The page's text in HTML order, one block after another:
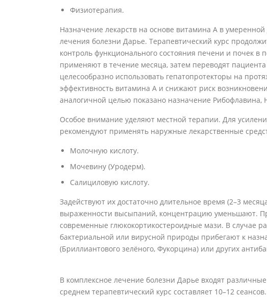
Физиотерапия.
Назначение лекарств на основе витамина A в
лечения болезни Дарье. Терапевтический курс
контроль функционального состояния печени и почек
применяют в течение месяца, затем переводят
целесообразно использовать гепатопротекторы на
эффективность витамина А и снижают риск
аналогичной целью показано назначение Рибофлавина,
Особое внимание уделяют местной терапии. Для
рекомендуют применять наружные лекарственные
Молочную кислоту.
Мочевину (Уродерм).
Салициловую кислоту.
Задействуют их достаточно длительное время (2–3
выраженности высыпаний, концентрацию уменьшают.
современные глюкокортикостероидные мази. В случае
бактериальной или вирусной природы прибегают к
(Бриллиантового зелёного, Фукорцина) или других
В комплексное лечение болезни Дарье входят
среднем терапевтический курс составляет 10–12